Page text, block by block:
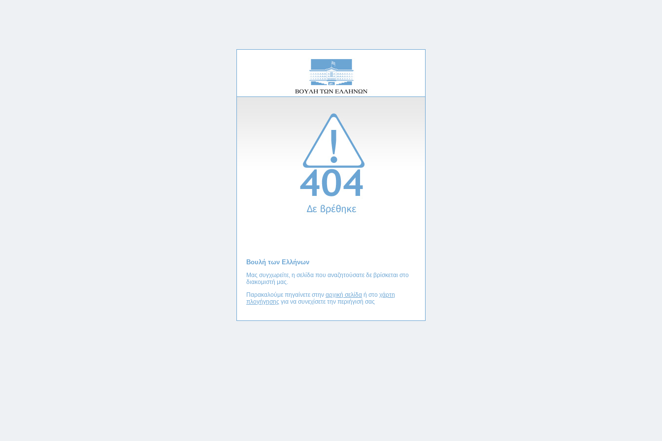
Βουλή των Ελλήνων
Μας συγχωρείτε, η σελίδα που αναζητούσατε δε βρίσκεται στο
διακομιστή μας.
Παρακαλούμε πηγαίνετε στην αρχική σελίδα ή στο χάρτη
πλογήγησης για να συνεχίσετε την περιήγισή σας